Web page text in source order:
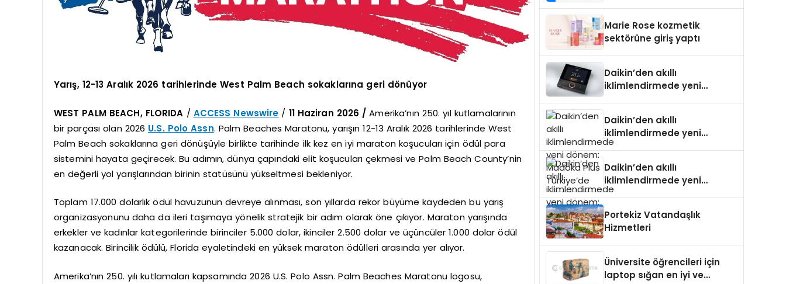
Yarış, 12-13 Aralık 2026 tarihlerinde West Palm Beach sokaklarına geri dönüyor
WEST PALM BEACH, FLORIDA / ACCESS Newswire / 11 Haziran 2026 /Amerika’nın 250. yıl kutlamalarının
bir parçası olan 2026 U.S. Polo Assn. Palm Beaches Maratonu, yarışın 12-13 Aralık 2026 tarihlerinde West
Palm Beach sokaklarına geri dönüşüyle birlikte tarihinde ilk kez en iyi maraton koşucuları için ödül para
sistemini hayata geçirecek. Bu adımın, dünya çapındaki elit koşucuları çekmesi ve Palm Beach County’nin
en değerli yol yarışlarından birinin statüsünü yükseltmesi bekleniyor.
Toplam 17.000 dolarlık ödül havuzunun devreye alınması, son yıllarda rekor büyüme kaydeden bu yarış
organizasyonunu daha da ileri taşımaya yönelik stratejik bir adım olarak öne çıkıyor. Maraton yarışında
erkekler ve kadınlar kategorilerinde birinciler 5.000 dolar, ikinciler 2.500 dolar ve üçüncüler 1.000 dolar ödül
kazanacak. Birincilik ödülü, Florida eyaletindeki en yüksek maraton ödülleri arasında yer alıyor.
Amerika’nın 250. yılı kutlamaları kapsamında 2026 U.S. Polo Assn. Palm Beaches Maratonu logosu,
Aldı
Marie Rose kozmetik
sektörüne giriş yaptı
Daikin’den akıllı
iklimlendirmede yeni
Daikin’den akıllı
iklimlendirmede yeni
dönem: Madoka Plus
Daikin’den akıllı
iklimlendirmede yeni
dönem: Madoka Plus
Portekiz Vatandaşlık
Hizmetleri
Üniversite öğrencileri için
laptop sığan en iyi ve